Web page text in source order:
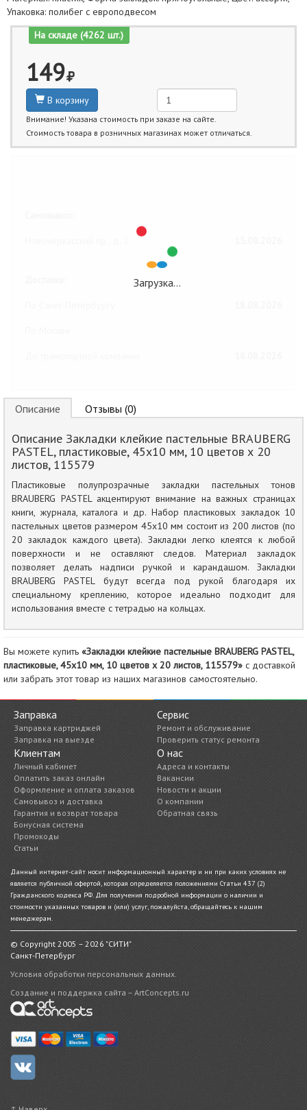
Упаковка: полибег с европодвесом
На складе (4262 шт.)
149
В корзину
Внимание! Указана стоимость при заказе на сайте.
Стоимость товара в розничных магазинах может отличаться.
Загрузка…
Описание Отзывы (0)
Описание Закладки клейкие пастельные BRAUBERG
PASTEL, пластиковые, 45х10 мм, 10 цветов х 20
листов, 115579
Пластиковые полупрозрачные закладки пастельных тонов
BRAUBERG PASTEL акцентируют внимание на важных страницах
книги, журнала, каталога и др. Набор пластиковых закладок 10
пастельных цветов размером 45х10 мм состоит из 200 листов (по
20 закладок каждого цвета). Закладки легко клеятся к любой
поверхности и не оставляют следов. Материал закладок
позволяет делать надписи ручкой и карандашом. Закладки
BRAUBERG PASTEL будут всегда под рукой благодаря их
специальному креплению, которое идеально подходит для
использования вместе с тетрадью на кольцах.
Вы можете купить «Закладки клейкие пастельные BRAUBERG PASTEL,
пластиковые, 45х10 мм, 10 цветов х 20 листов, 115579» с доставкой
или забрать этот товар из наших магазинов самостоятельно.
Заправка
Заправка картриджей
Заправка на выезде
Сервис
Ремонт и обслуживание
Проверить статус ремонта
Клиентам
Личный кабинет
Оплатить заказ онлайн
Оформление и оплата заказов
Самовывоз и доставка
Гарантия и возврат товара
Бонусная система
Промокоды
Статьи
О нас
Адреса и контакты
Вакансии
Новости и акции
О компании
Обратная связь
Данный интернет-сайт носит информационный характер и ни при каких условиях не
является публичной офертой, которая определяется положениями Статьи 437 (2)
Гражданского кодекса РФ. Для получения подробной информации о наличии и
стоимости указанных товаров и (или) услуг, пожалуйста, обращайтесь к нашим
менеджерам.
© Copyright 2005 – 2026 "СИТИ"
Санкт-Петербург
Условия обработки персональных данных.
Создание и поддержка сайта – ArtConcepts.ru